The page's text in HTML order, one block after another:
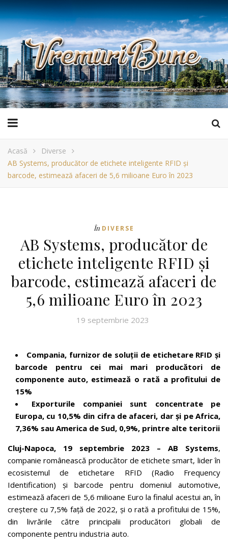
Acasă
Diverse
AB Systems, producător de etichete inteligente RFID și
barcode, estimează afaceri de 5,6 milioane Euro în 2023
În DIVERSE
AB Systems, producător de
etichete inteligente RFID și
barcode, estimează afaceri de
5,6 milioane Euro în 2023
19 septembrie 2023
Compania, furnizor de soluții de etichetare RFID și
barcode pentru cei mai mari producători de
componente auto, estimează o rată a profitului de
15%
Exporturile companiei sunt concentrate pe
Europa, cu 10,5% din cifra de afaceri, dar și pe Africa,
7,36% sau America de Sud, 0,9%, printre alte teritorii
Cluj-Napoca, 19 septembrie 2023 – AB Systems,
companie românească producător de etichete smart, lider în
ecosistemul de etichetare RFID (Radio Frequency
Identification) și barcode pentru domeniul automotive,
estimează afaceri de 5,6 milioane Euro la finalul acestui an, în
creștere cu 7,5% față de 2022, și o rată a profitului de 15%,
din livrările către principalii producători globali de
componente pentru industria auto.